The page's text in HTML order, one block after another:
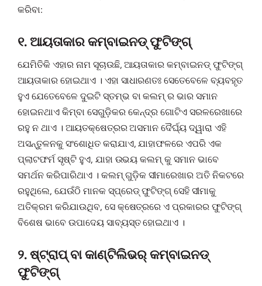
କରିବା:
୧. ଆୟତାକାର କମ୍ବାଇନଡ୍ ଫୁଟିଙ୍ଗ୍
ଯେମିତିକି ଏହାର ନାମ ସୂଚାଉଛି, ଆୟତାକାର କମ୍ବାଇନଡ୍ ଫୁଟିଙ୍ଗ୍
ଆୟତାକାର ହୋଇଥାଏ । ଏହା ସାଧାରଣତଃ ସେତେବେଳେ ବ୍ୟବହୃତ
ହୁଏ ଯେତେବେଳେ ଦୁଇଟି ସ୍ତମ୍ଭ ବା କଲମ୍ ର ଭାର ସମାନ
ହୋଇନଥାଏ କିମ୍ବା ସେଗୁଡ଼ିକର କେନ୍ଦ୍ର ଗୋଟିଏ ସରଳରେଖାରେ
ରହୁ ନ ଥାଏ । ଆୟତକ୍ଷେତ୍ରର ଅସମାନ ଦୈର୍ଘ୍ୟ ଦ୍ୱାରା ଏହି
ଅସନ୍ତୁଳନକୁ ସଂଶୋଧିତ କରାଯାଏ, ଯାହାଫଳରେ ଏପରି ଏକ
ପ୍ଲାଟଫର୍ମ ସୃଷ୍ଟି ହୁଏ, ଯାହା ଉଭୟ କଲମ୍ କୁ ସମାନ ଭାବେ
ସମର୍ଥନ କରିପାରିଥାଏ । କଲମ୍ ଗୁଡ଼ିକ ସୀମାରେଖାର ଅତି ନିକଟରେ
ରହୁଥିଲେ, ଯେଉଁଠି ମାନକ ସ୍ପ୍ରେଡ୍ ଫୁଟିଙ୍ଗ୍ ସେହି ସୀମାକୁ
ଅତିକ୍ରମ କରିଯାଉଥିବ, ସେ କ୍ଷେତ୍ରରେ ଏ ପ୍ରକାରର ଫୁଟିଙ୍ଗ୍
ବିଶେଷ ଭାବେ ଉପାଦେୟ ସାବ୍ୟସ୍ତ ହୋଇଥାଏ ।
୨. ଷ୍ଟ୍ରାପ୍ ବା କାଣ୍ଟିଲିଭର୍ କମ୍ବାଇନଡ୍
ଫୁଟିଙ୍ଗ୍